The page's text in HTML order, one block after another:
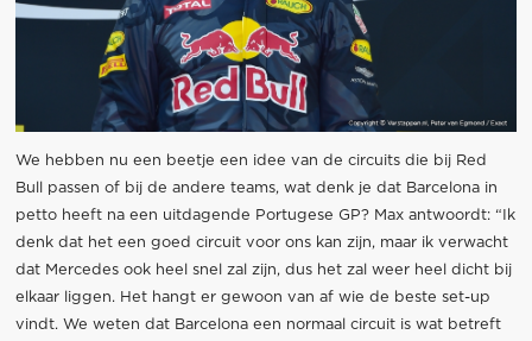
We hebben nu een beetje een idee van de circuits die bij Red
Bull passen of bij de andere teams, wat denk je dat Barcelona in
petto heeft na een uitdagende Portugese GP? Max antwoordt: “Ik
denk dat het een goed circuit voor ons kan zijn, maar ik verwacht
dat Mercedes ook heel snel zal zijn, dus het zal weer heel dicht bij
elkaar liggen. Het hangt er gewoon van af wie de beste set-up
vindt. We weten dat Barcelona een normaal circuit is wat betreft